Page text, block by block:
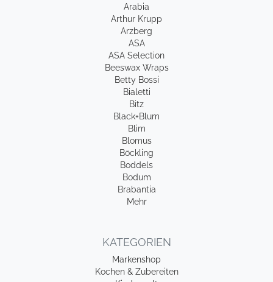
Arabia
Arthur Krupp
Arzberg
ASA
ASA Selection
Beeswax Wraps
Betty Bossi
Bialetti
Bitz
Black+Blum
Blim
Blomus
Böckling
Boddels
Bodum
Brabantia
Mehr
KATEGORIEN
Markenshop
Kochen & Zubereiten